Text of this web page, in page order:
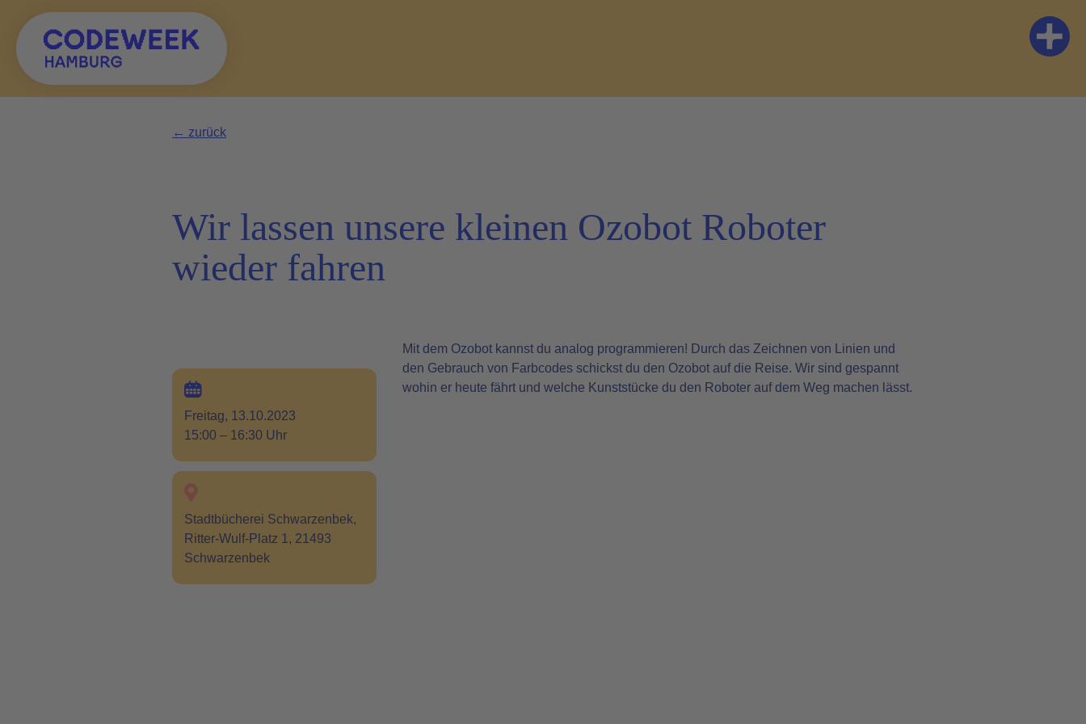
← zurück
Wir lassen unsere kleinen Ozobot Roboter
wieder fahren
Freitag, 13.10.2023
15:00 – 16:30 Uhr
Stadtbücherei Schwarzenbek,
Ritter-Wulf-Platz 1, 21493
Schwarzenbek
Mit dem Ozobot kannst du analog programmieren! Durch das Zeichnen von Linien und
den Gebrauch von Farbcodes schickst du den Ozobot auf die Reise. Wir sind gespannt
wohin er heute fährt und welche Kunststücke du den Roboter auf dem Weg machen lässt.